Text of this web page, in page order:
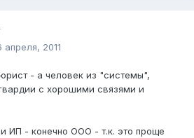
апреля, 2011
- а человек из "системы",
с хорошими связями и
ИП - конечно ООО - т.к. это проще